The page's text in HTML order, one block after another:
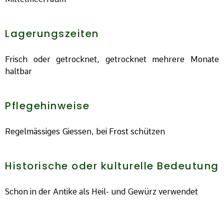
Lagerungszeiten
Frisch oder getrocknet, getrocknet mehrere Monate
haltbar
Pflegehinweise
Regelmässiges Giessen, bei Frost schützen
Historische oder kulturelle Bedeutung
Schon in der Antike als Heil- und Gewürz verwendet